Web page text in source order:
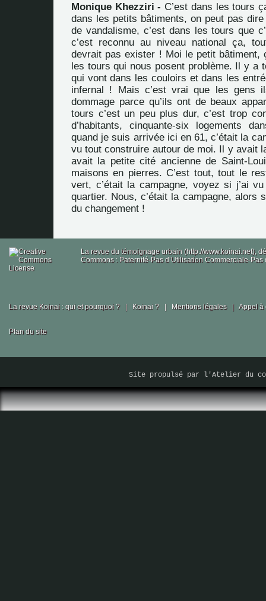
Monique Khezziri - C’est dans les tours
dans les petits bâtiments, on peut pas dire
de vandalisme, c’est dans les tours que
c’est reconnu au niveau national ça,
devrait pas exister ! Moi le petit bâtiment,
les tours qui nous posent problème. Il y a
qui vont dans les couloirs et dans les
infernal ! Mais c’est vrai que les gens
dommage parce qu’ils ont de beaux
tours c’est un peu plus dur, c’est trop
d’habitants, cinquante-six logements
quand je suis arrivée ici en 61, c’était la
vu tout construire autour de moi. Il y avait
avait la petite cité ancienne de Saint-
maisons en pierres. C’est tout, tout le
vert, c’était la campagne, voyez si j’ai
quartier. Nous, c’était la campagne, alors
du changement !
La revue du témoignage urbain (http://www.koinai.net),
Commons : Paternité-Pas d’Utilisation Commerciale-
La revue Koinai : qui et pourquoi ? | Koinai ? | Mentions légales | Appel à
Plan du site
Site propulsé par l'Atelier du